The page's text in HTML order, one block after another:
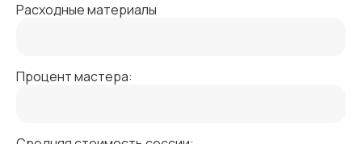
Расходные материалы
Процент мастера: